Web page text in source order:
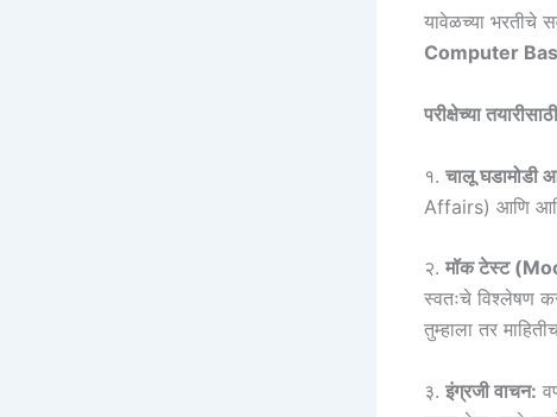
यावेळच्या भरतीचे
Computer
परीक्षेच्या
१. चालू घडामोडी
Affairs) आणि
२. मॉक टेस्ट
स्वतःचे विश्लेषण
तुम्हाला तर
३. इंग्रजी वाचन: